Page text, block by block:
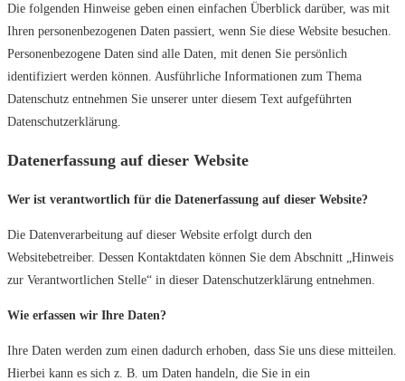
Die folgenden Hinweise geben einen einfachen Überblick darüber, was mit
Ihren personenbezogenen Daten passiert, wenn Sie diese Website besuchen.
Personenbezogene Daten sind alle Daten, mit denen Sie persönlich
identifiziert werden können. Ausführliche Informationen zum Thema
Datenschutz entnehmen Sie unserer unter diesem Text aufgeführten
Datenschutzerklärung.
Datenerfassung auf dieser Website
Wer ist verantwortlich für die Datenerfassung auf dieser Website?
Die Datenverarbeitung auf dieser Website erfolgt durch den
Websitebetreiber. Dessen Kontaktdaten können Sie dem Abschnitt „Hinweis
zur Verantwortlichen Stelle“ in dieser Datenschutzerklärung entnehmen.
Wie erfassen wir Ihre Daten?
Ihre Daten werden zum einen dadurch erhoben, dass Sie uns diese mitteilen.
Hierbei kann es sich z. B. um Daten handeln, die Sie in ein